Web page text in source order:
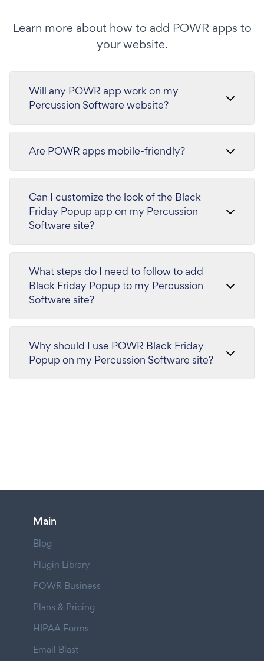
Learn more about how to add POWR apps to
your website.
Will any POWR app work on my
Percussion Software website?
Are POWR apps mobile-friendly?
Can I customize the look of the Black
Friday Popup app on my Percussion
Software site?
What steps do I need to follow to add
Black Friday Popup to my Percussion
Software site?
Why should I use POWR Black Friday
Popup on my Percussion Software site?
Main
Blog
Plugin Library
POWR Business
Plans & Pricing
HIPAA Forms
Email Blast